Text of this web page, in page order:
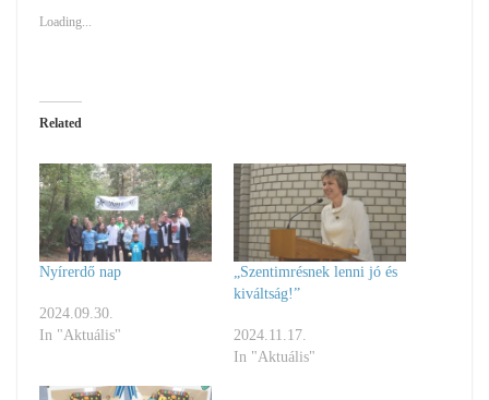
Loading...
Related
Nyírerdő nap
2024.09.30.
In "Aktuális"
„Szentimrésnek lenni jó és
kiváltság!”
2024.11.17.
In "Aktuális"